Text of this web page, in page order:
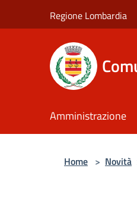
Regione Lombardia
Amministrazione
Home > Novità